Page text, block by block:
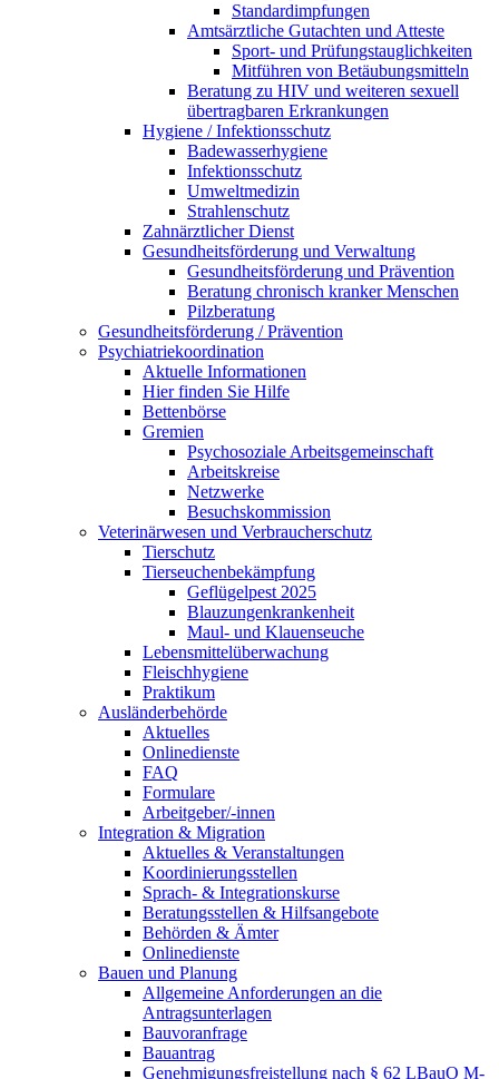
Standardimpfungen
Amtsärztliche Gutachten und Atteste
Sport- und Prüfungstauglichkeiten
Mitführen von Betäubungsmitteln
Beratung zu HIV und weiteren sexuell
übertragbaren Erkrankungen
Hygiene / Infektionsschutz
Badewasserhygiene
Infektionsschutz
Umweltmedizin
Strahlenschutz
Zahnärztlicher Dienst
Gesundheitsförderung und Verwaltung
Gesundheitsförderung und Prävention
Beratung chronisch kranker Menschen
Pilzberatung
Gesundheits­förderung / Prävention
Psychiatriekoordination
Aktuelle Informationen
Hier finden Sie Hilfe
Bettenbörse
Gremien
Psychosoziale Arbeits­gemeinschaft
Arbeitskreise
Netzwerke
Besuchskommission
Veterinärwesen und Verbraucherschutz
Tierschutz
Tierseuchenbekämpfung
Geflügelpest 2025
Blauzungenkrankenheit
Maul- und Klauenseuche
Lebensmittelüberwachung
Fleischhygiene
Praktikum
Ausländerbehörde
Aktuelles
Onlinedienste
FAQ
Formulare
Arbeitgeber/-innen
Integration & Migration
Aktuelles & Veranstaltungen
Koordinierungsstellen
Sprach- & Integrationskurse
Beratungsstellen & Hilfsangebote
Behörden & Ämter
Onlinedienste
Bauen und Planung
Allgemeine Anforderungen an die
Antragsunterlagen
Bauvoranfrage
Bauantrag
Genehmigungsfreistellung nach § 62 LBauO M-